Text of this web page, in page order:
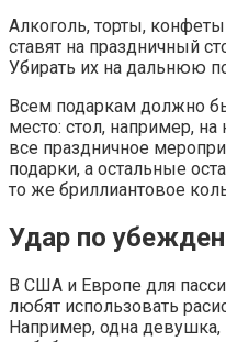
Алкоголь, торты,
ставят на праздничный
Убирать их на дальнюю
Всем подаркам должно
место: стол, например,
все праздничное
подарки, а остальные
то же бриллиантовое
Удар по
В США и Европе для
любят использовать
Например, одна девушка,